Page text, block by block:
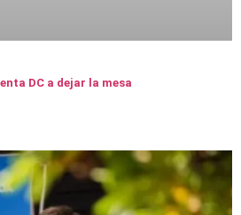
DC a dejar la mesa